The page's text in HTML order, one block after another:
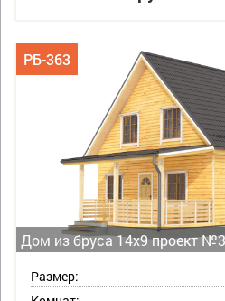
Дом из бруса 14х9 проект
РБ-363
Размер: